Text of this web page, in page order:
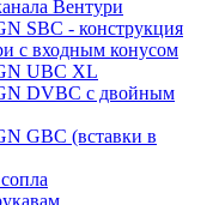
Вентури
SBC - конструкция
c входным конусом
UBC XL
DVBC с двойным
GBC (вставки в